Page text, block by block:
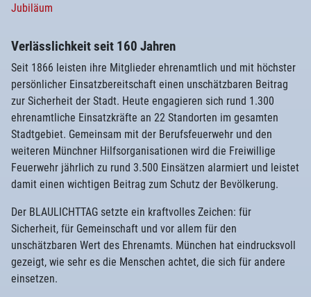
Jubiläum
Verlässlichkeit seit 160 Jahren
Seit 1866 leisten ihre Mitglieder ehrenamtlich und mit höchster
persönlicher Einsatzbereitschaft einen unschätzbaren Beitrag
zur Sicherheit der Stadt. Heute engagieren sich rund 1.300
ehrenamtliche Einsatzkräfte an 22 Standorten im gesamten
Stadtgebiet. Gemeinsam mit der Berufsfeuerwehr und den
weiteren Münchner Hilfsorganisationen wird die Freiwillige
Feuerwehr jährlich zu rund 3.500 Einsätzen alarmiert und leistet
damit einen wichtigen Beitrag zum Schutz der Bevölkerung.
Der BLAULICHTTAG setzte ein kraftvolles Zeichen: für
Sicherheit, für Gemeinschaft und vor allem für den
unschätzbaren Wert des Ehrenamts. München hat eindrucksvoll
gezeigt, wie sehr es die Menschen achtet, die sich für andere
einsetzen.